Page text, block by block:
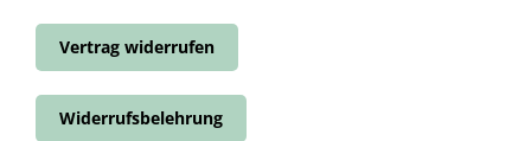
Vertrag widerrufen
Widerrufsbelehrung